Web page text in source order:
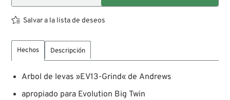
Salvar a la lista de deseos
Hechos Descripción
Arbol de levas »EV13-Grind« de Andrews
apropiado para Evolution Big Twin